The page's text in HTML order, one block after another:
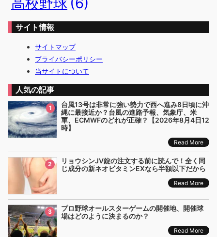
サイト情報
サイトマップ
プライバシーポリシー
当サイトについて
人気の記事
1
台風13号は非常に強い勢力で西へ進み8日頃に沖
縄に最接近か？台風の進路予報、気象庁、米
軍、ECMWFのどれが正確？【2026年8月4日12
時】
Read More
2
リョウシンJV錠の注文する前に読んで！全く同
じ成分の新ネオビタミンEXなら半額以下だから
Read More
3
プロ野球オールスターゲームの開催地、開催球
場はどのように決まるのか？
Read More